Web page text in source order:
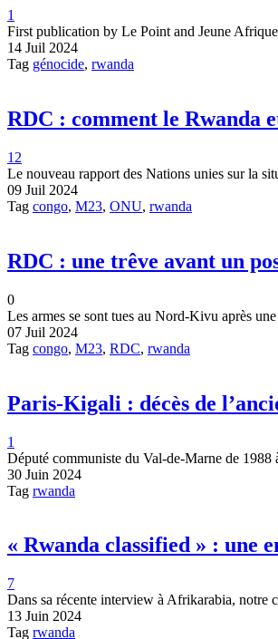
1
First publication by Le Point and Jeune
14 Juil 2024
Tag génocide, rwanda
RDC : comment le Rwanda
12
Le nouveau rapport des Nations unies sur la
09 Juil 2024
Tag congo, M23, ONU, rwanda
RDC : une trêve avant un
0
Les armes se sont tues au Nord-Kivu après
07 Juil 2024
Tag congo, M23, RDC, rwanda
Paris-Kigali : décès de
1
Député communiste du Val-de-Marne de 1988
30 Juin 2024
Tag rwanda
« Rwanda classified » : une
7
Dans sa récente interview à Afrikarabia, notre
13 Juin 2024
Tag rwanda